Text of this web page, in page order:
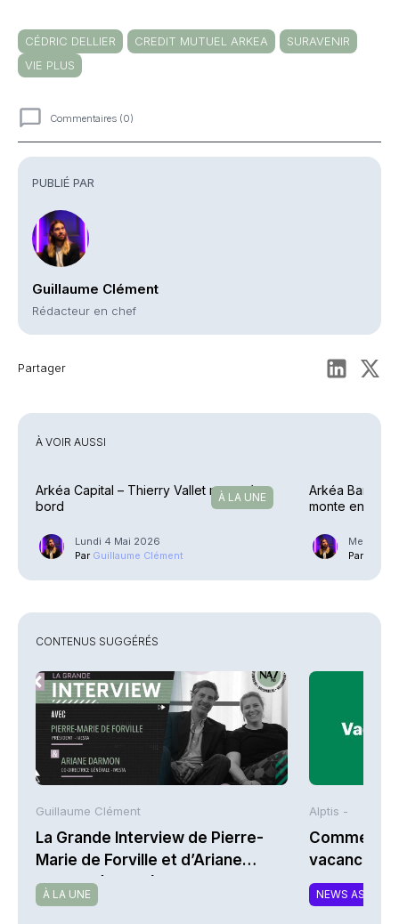
PUBLIÉ PAR
Guillaume Clément
Rédacteur en chef
Partager
CÉDRIC DELLIER CREDIT MUTUEL ARKEA
SURAVENIR
VIE PLUS
Commentaires (0)
À VOIR AUSSI
À LA UNE
Arkéa Capital – Thierry Vallet monte à
bord
Lundi 4 Mai 2026
Par Guillaume Clément
Arkéa Banque
monte en
Mercredi
Par
CONTENUS SUGGÉRÉS
Guillaume Clément
La Grande Interview de Pierre-
Marie de Forville et d’Ariane
Darmon (Ivesta)
À LA UNE
Alptis -
Comment
vacances à
NEWS